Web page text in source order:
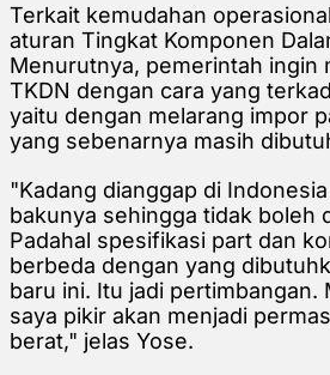
Terkait kemudahan
aturan Tingkat Komponen
Menurutnya, pemerintah ingin
TKDN dengan cara yang
yaitu dengan melarang impor
yang sebenarnya masih
"Kadang dianggap di
bakunya sehingga tidak boleh
Padahal spesifikasi part dan
berbeda dengan yang
baru ini. Itu jadi pertimbangan.
saya pikir akan menjadi
berat," jelas Yose.